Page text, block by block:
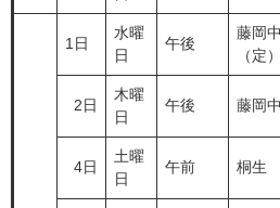
1日
水曜
日
午後
藤岡
（定
2日
木曜
日
午後 藤岡
4日
土曜
日
午前 桐生